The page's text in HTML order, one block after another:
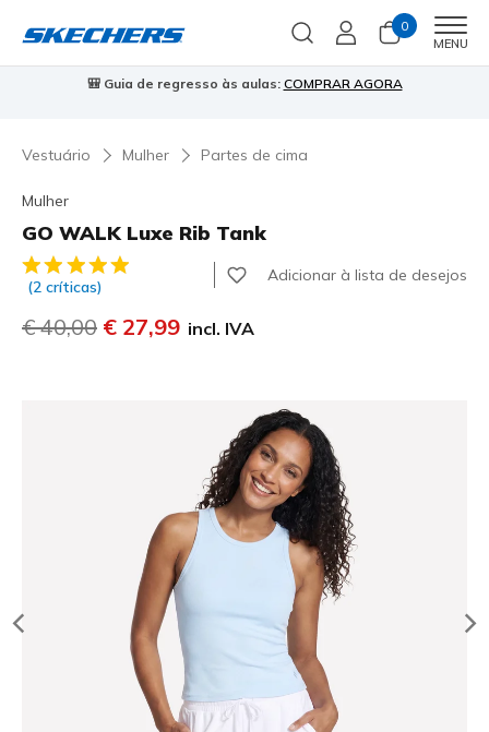
0
MENU
🎒 Guia de regresso às aulas: COMPRAR AGORA
Vestuário Mulher Partes de cima
Mulher
GO WALK Luxe Rib Tank
5 de 5 – Classificação do cliente
(2 críticas)
Adicionar à lista de desejos
Preço com desconto de
€ 40,00 para
€ 27,99 incl. IVA